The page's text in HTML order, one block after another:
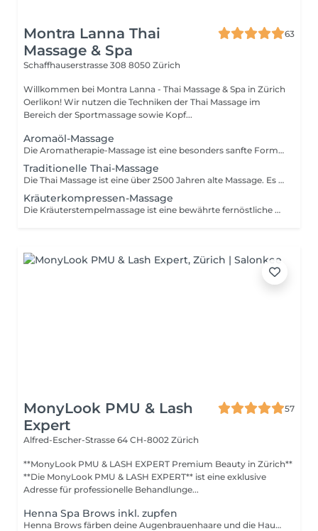
Montra Lanna Thai
Massage & Spa
63
Schaffhauserstrasse 308 8050 Zürich
Willkommen bei Montra Lanna - Thai Massage & Spa in Zürich
Oerlikon! Wir nutzen die Techniken der Thai Massage im
Bereich der Sportmassage sowie Kopf...
Aromaöl-Massage
Die Aromatherapie-Massage ist eine besonders sanfte Form der klassischen Massage. Anders als bei einer herkömmlichen Öl-Massage, bei der das Massageöl keine Duftstoffe enthält, werden bei einer Aromatherapie-Massage spezielle ätherische Duftöle eingesetzt.
Traditionelle Thai-Massage
Die Thai Massage ist eine über 2500 Jahren alte Massage. Es ist eine Verbindung aus Akupressur, Dehnung und Meditation und folgt bestimmten Energiebahnen (Sen). Die innere Kraft und Energie wird aktiviert, um zum Zustand der Harmonie zurückzufinden.
Kräuterkompressen-Massage
Die Kräuterstempelmassage ist eine bewährte fernöstliche Massage, die auf das Wohlbefinden des ganzen Körpers zielt.
MonyLook PMU & Lash
Expert
57
Alfred-Escher-Strasse 64 CH-8002 Zürich
**MonyLook PMU & LASH EXPERT Premium Beauty in Zürich**
**Die MonyLook PMU & LASH EXPERT** ist eine exklusive
Adresse für professionelle Behandlunge...
Henna Spa Brows inkl. zupfen
Henna Brows färben deine Augenbrauenhaare und die Haut darunter mit einer natürlichen Henna Farbe. Dadurch werden sie perfekt in Form gebracht und man erhält einen natürlichen Tattoo-Effekt ganz ohne Permanent Make-up.